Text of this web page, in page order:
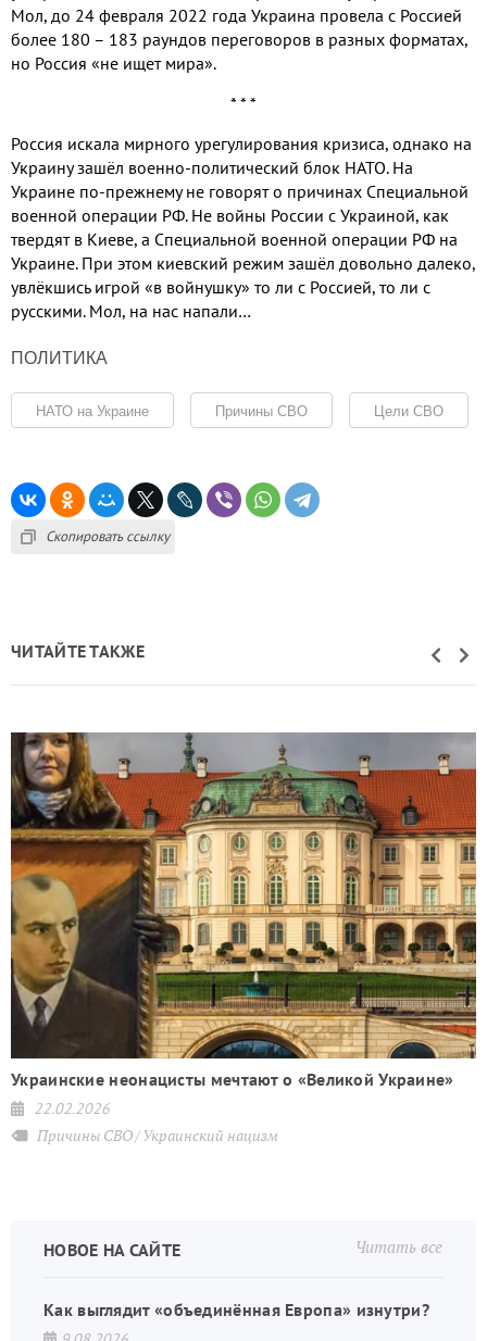
Мол, до 24 февраля 2022 года Украина провела с Россией
более 180 – 183 раундов переговоров в разных форматах,
но Россия «не ищет мира».
* * *
Россия искала мирного урегулирования кризиса, однако на
Украину зашёл военно-политический блок НАТО. На
Украине по-прежнему не говорят о причинах Специальной
военной операции РФ. Не войны России с Украиной, как
твердят в Киеве, а Специальной военной операции РФ на
Украине. При этом киевский режим зашёл довольно далеко,
увлёкшись игрой «в войнушку» то ли с Россией, то ли с
русскими. Мол, на нас напали…
ПОЛИТИКА
НАТО на Украине Причины СВО Цели СВО
Скопировать ссылку
ЧИТАЙТЕ ТАКЖЕ
Украинские неонацисты мечтают о «Великой Украине»
22.02.2026
Причины СВО Украинский нацизм
Читать все
НОВОЕ НА САЙТЕ
Как выглядит «объединённая Европа» изнутри?